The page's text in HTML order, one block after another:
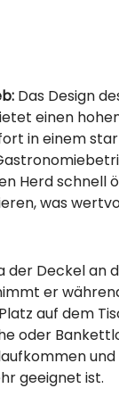
Das Design
einen
in einem
Herd schnell
was
der Deckel an
er
auf dem
oder
geeignet ist.